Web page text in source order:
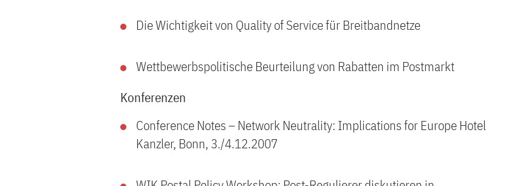
Die Wichtigkeit von Quality of Service für Breitbandnetze
Wettbewerbspolitische Beurteilung von Rabatten im Postmarkt
Konferenzen
Conference Notes – Network Neutrality: Implications for Europe Hotel
Kanzler, Bonn, 3./4.12.2007